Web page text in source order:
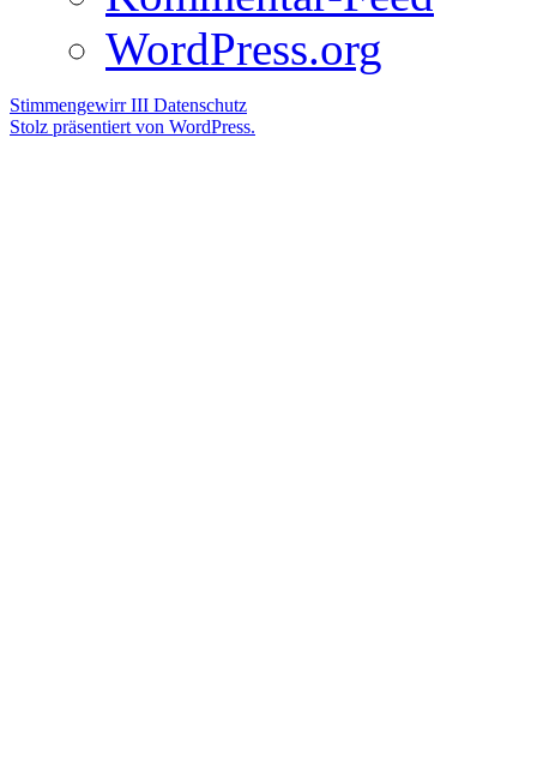
WordPress.org
Stimmengewirr III Datenschutz
Stolz präsentiert von WordPress.